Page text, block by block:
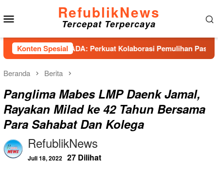
ke
konten
RefublikNews
Tercepat Terpercaya
Konten Spesial
PESADA: Perkuat Kolaborasi Pemulihan Pascabencana
Beranda Berita
Panglima Mabes LMP Daenk Jamal,
Rayakan Milad ke 42 Tahun Bersama
Para Sahabat Dan Kolega
RefublikNews
Juli 18, 2022 27 Dilihat